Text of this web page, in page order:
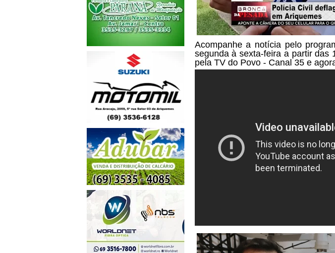
Acompanhe a notícia pelo
segunda à sexta-feira a partir das
pela TV do Povo - Canal 35 e